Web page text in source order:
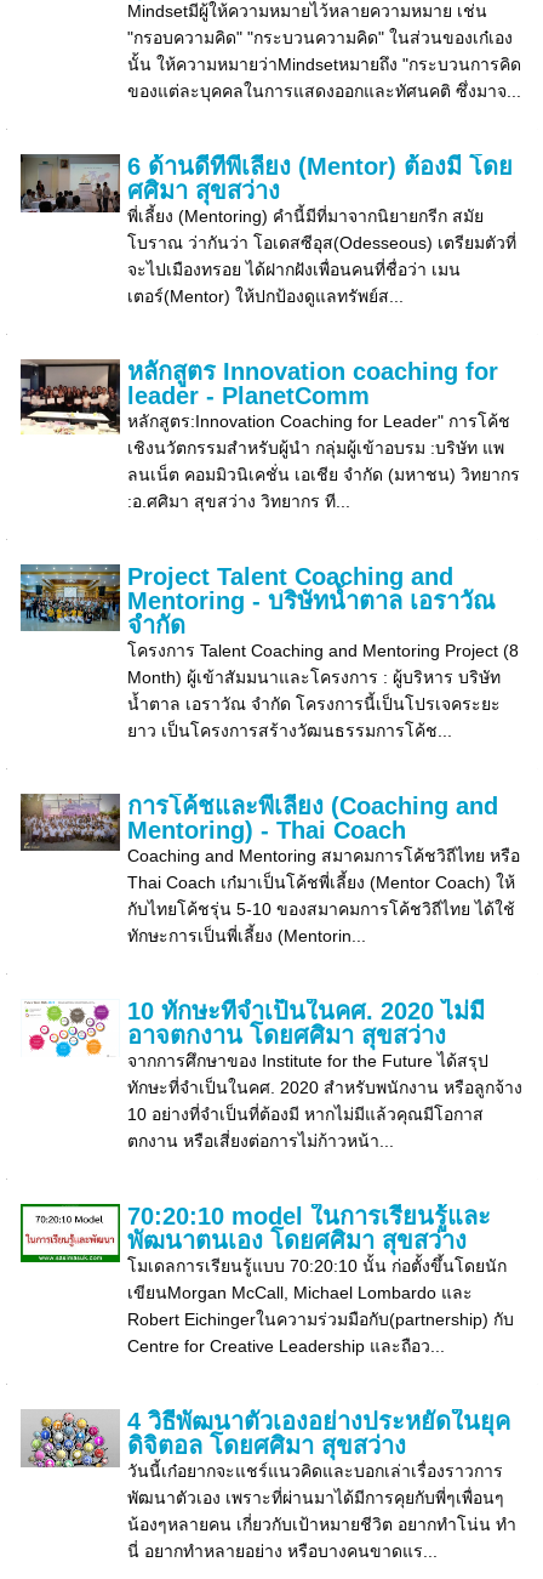
Mindsetมีผู้ให้ความหมายไว้หลายความหมาย เช่น
"กรอบความคิด" "กระบวนความคิด" ในส่วนของเก๋เอง
นั้น ให้ความหมายว่าMindsetหมายถึง "กระบวนการคิด
ของแต่ละบุคคลในการแสดงออกและทัศนคติ ซึ่งมาจ...
6 ด้านดีที่พี่เลี้ยง (Mentor) ต้องมี โดย
ศศิมา สุขสว่าง
พี่เลี้ยง (Mentoring) คำนี้มีที่มาจากนิยายกรีก สมัย
โบราณ ว่ากันว่า โอเดสซีอุส(Odesseous) เตรียมตัวที่
จะไปเมืองทรอย ได้ฝากฝังเพื่อนคนที่ชื่อว่า เมน
เตอร์(Mentor) ให้ปกป้องดูแลทรัพย์ส...
หลักสูตร Innovation coaching for
leader - PlanetComm
หลักสูตร:Innovation Coaching for Leader" การโค้ช
เชิงนวัตกรรมสำหรับผู้นำ กลุ่มผู้เข้าอบรม :บริษัท แพ
ลนเน็ต คอมมิวนิเคชั่น เอเชีย จำกัด (มหาชน) วิทยากร
:อ.ศศิมา สุขสว่าง วิทยากร ที...
Project Talent Coaching and
Mentoring - บริษัทน้ำตาล เอราวัณ
จำกัด
โครงการ Talent Coaching and Mentoring Project (8
Month) ผู้เข้าสัมมนาและโครงการ : ผู้บริหาร บริษัท
น้ำตาล เอราวัณ จำกัด โครงการนี้เป็นโปรเจคระยะ
ยาว เป็นโครงการสร้างวัฒนธรรมการโค้ช...
การโค้ชและพี่เลี้ยง (Coaching and
Mentoring) - Thai Coach
Coaching and Mentoring สมาคมการโค้ชวิถีไทย หรือ
Thai Coach เก๋มาเป็นโค้ชพี่เลี้ยง (Mentor Coach) ให้
กับไทยโค้ชรุ่น 5-10 ของสมาคมการโค้ชวิถีไทย ได้ใช้
ทักษะการเป็นพี่เลี้ยง (Mentorin...
10 ทักษะที่จำเป็นในคศ. 2020 ไม่มี
อาจตกงาน โดยศศิมา สุขสว่าง
จากการศึกษาของ Institute for the Future ได้สรุป
ทักษะที่จำเป็นในคศ. 2020 สำหรับพนักงาน หรือลูกจ้าง
10 อย่างที่จำเป็นที่ต้องมี หากไม่มีแล้วคุณมีโอกาส
ตกงาน หรือเสี่ยงต่อการไม่ก้าวหน้า...
70:20:10 model ในการเรียนรู้และ
พัฒนาตนเอง โดยศศิมา สุขสว่าง
โมเดลการเรียนรู้แบบ 70:20:10 นั้น ก่อตั้งขึ้นโดยนัก
เขียนMorgan McCall, Michael Lombardo และ
Robert Eichingerในความร่วมมือกับ(partnership) กับ
Centre for Creative Leadership และถือว...
4 วิธีพัฒนาตัวเองอย่างประหยัดในยุค
ดิจิตอล โดยศศิมา สุขสว่าง
วันนี้เก๋อยากจะแชร์แนวคิดและบอกเล่าเรื่องราวการ
พัฒนาตัวเอง เพราะที่ผ่านมาได้มีการคุยกับพี่ๆเพื่อนๆ
น้องๆหลายคน เกี่ยวกับเป้าหมายชีวิต อยากทำโน่น ทำ
นี่ อยากทำหลายอย่าง หรือบางคนขาดแร...